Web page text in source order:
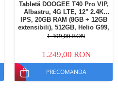
Tabletă DOOGEE T40 Pro VIP,
Albastru, 4G LTE, 12" 2.4K
IPS, 20GB RAM (8GB + 12GB
extensibili), 512GB, Helio G99,
10800mAh, 33W, Android 14,
1.499,00 RON
1.249,00 RON
PRECOMANDA